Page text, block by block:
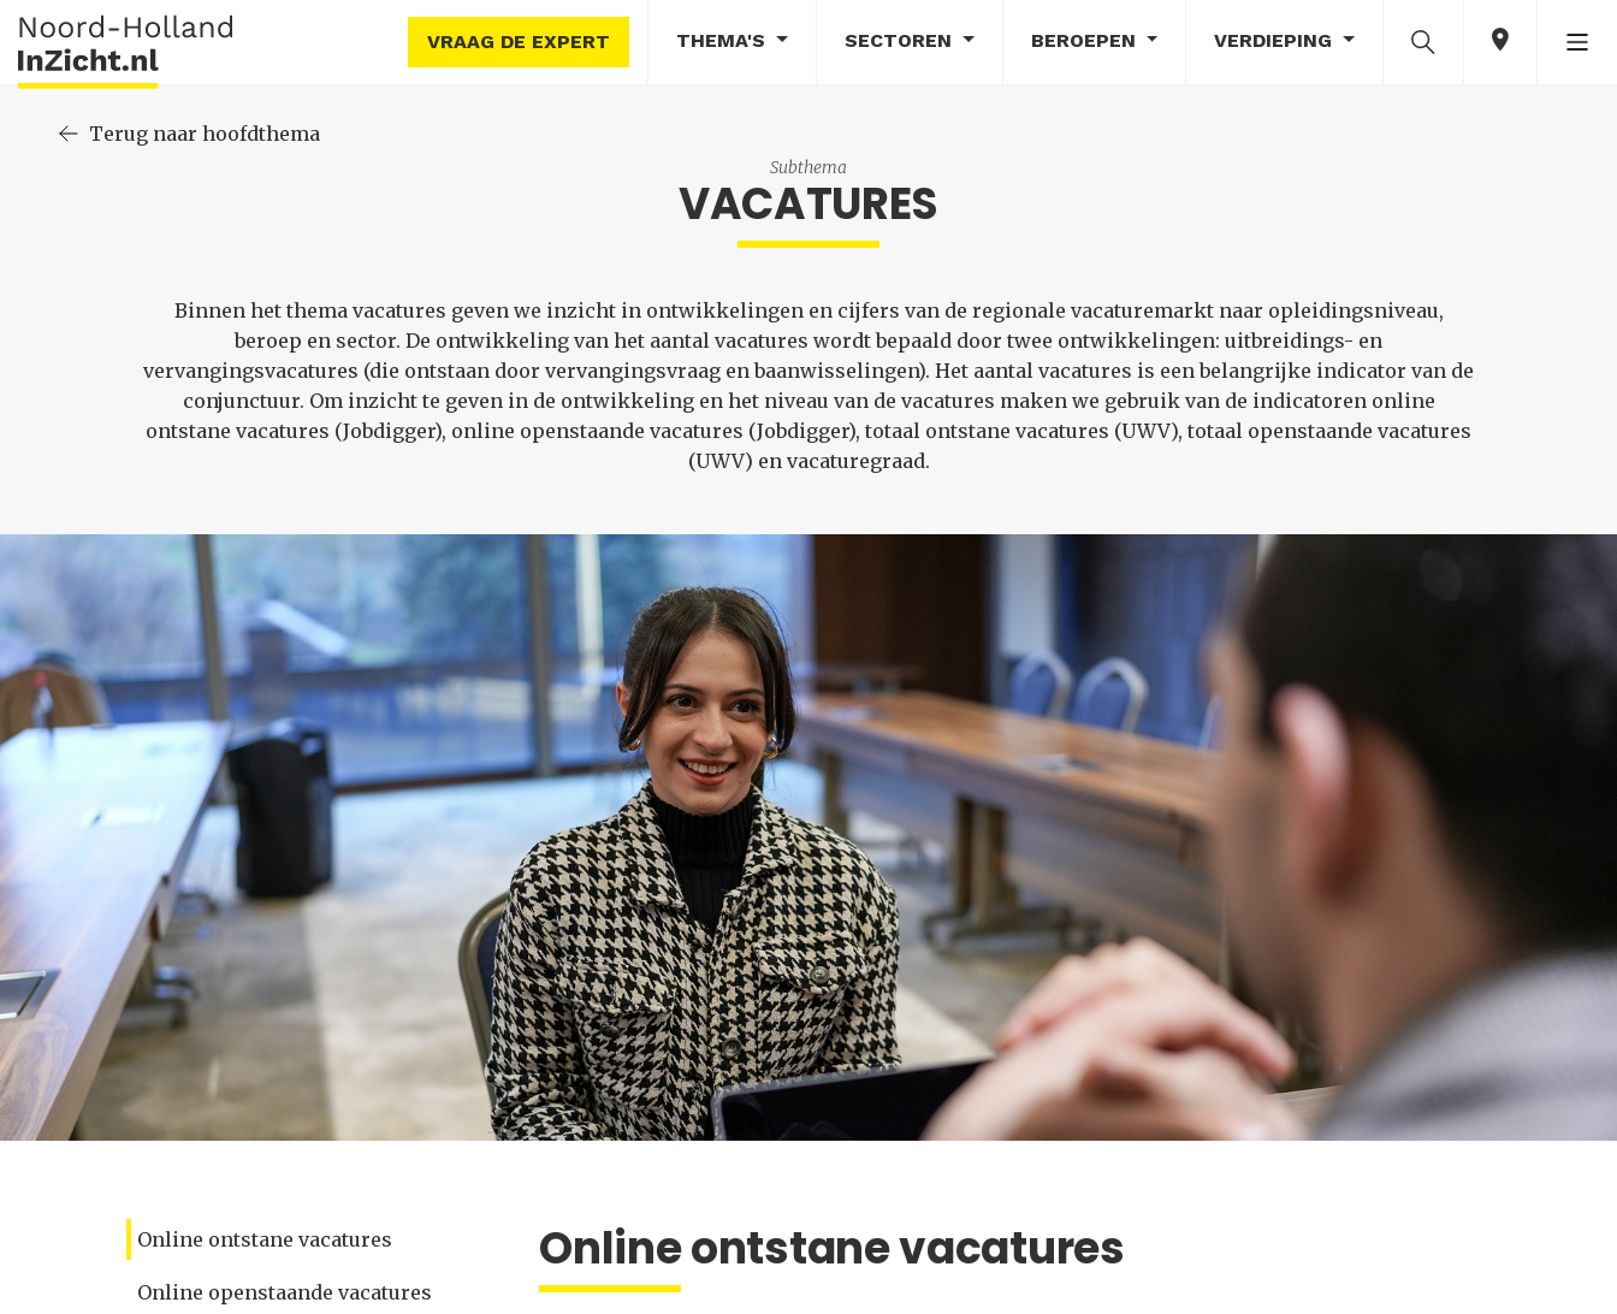
VRAAG DE EXPERT THEMA'S SECTOREN BEROEPEN VERDIEPING
Terug naar hoofdthema
Subthema
VACATURES
Binnen het thema vacatures geven we inzicht in ontwikkelingen en cijfers van de regionale vacaturemarkt naar opleidingsniveau,
beroep en sector. De ontwikkeling van het aantal vacatures wordt bepaald door twee ontwikkelingen: uitbreidings- en
vervangingsvacatures (die ontstaan door vervangingsvraag en baanwisselingen). Het aantal vacatures is een belangrijke indicator van de
conjunctuur. Om inzicht te geven in de ontwikkeling en het niveau van de vacatures maken we gebruik van de indicatoren online
ontstane vacatures (Jobdigger), online openstaande vacatures (Jobdigger), totaal ontstane vacatures (UWV), totaal openstaande vacatures
(UWV) en vacaturegraad.
Online ontstane vacatures
Online openstaande vacatures
Online ontstane vacatures